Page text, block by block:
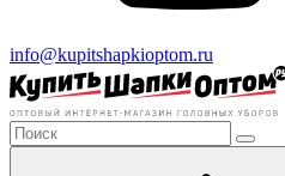
info@kupitshapkioptom.ru